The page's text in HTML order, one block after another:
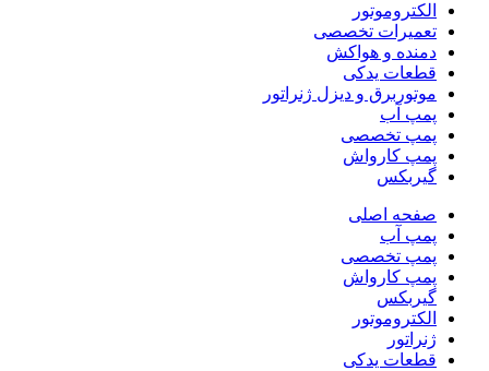
الکتروموتور
تعمیرات تخصصی
دمنده و هواکش
قطعات یدکی
موتوربرق و دیزل ژنراتور
پمپ آب
پمپ تخصصی
پمپ کارواش
گیربکس
صفحه اصلی
پمپ آب
پمپ تخصصی
پمپ کارواش
گیربکس
الکتروموتور
ژنراتور
قطعات یدکی